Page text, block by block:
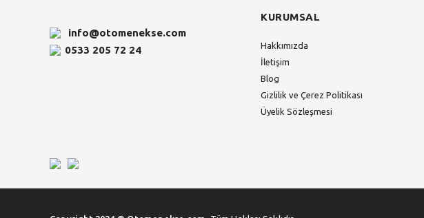
info@otomenekse.com
0533 205 72 24
KURUMSAL
Hakkımızda
İletişim
Blog
Gizlilik ve Çerez Politikası
Üyelik Sözleşmesi